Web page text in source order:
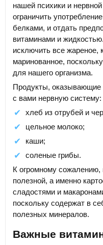
нашей психики и
ограничить
белками, и отдать
витаминами и
исключить все жареное,
маринованное,
для нашего организма.
Продукты, оказывающие
с вами нервную систему:
хлеб из отрубей и
цельное молоко;
каши;
соленые грибы.
К огромному
полезной, а именно
сладостями и
поскольку содержат в
полезных минералов.
Важные